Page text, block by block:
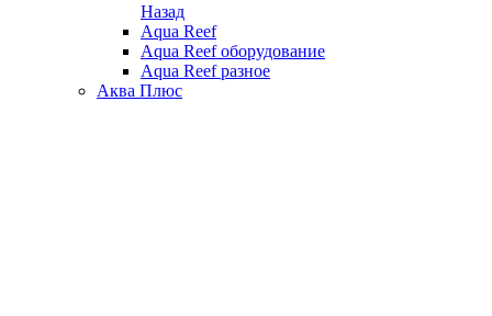
Назад
Aqua Reef
Aqua Reef оборудование
Aqua Reef разное
Аква Плюс